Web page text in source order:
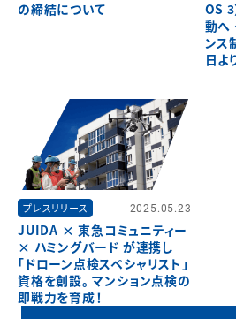
の締結について
OS 3
動へ
ンス
日よ
プレスリリース 2025.05.23
JUIDA × 東急コミュニティー
× ハミングバード が連携し
「ドローン点検スペシャリスト」
資格を創設。 マンション点検の
即戦力を育成！